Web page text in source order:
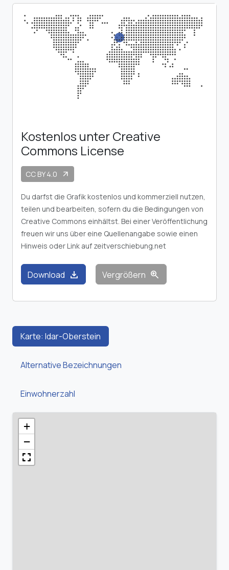
Kostenlos unter Creative
Commons License
CC BY 4.0 arrow_outward
Du darfst die Grafik kostenlos und kommerziell nutzen,
teilen und bearbeiten, sofern du die Bedingungen von
Creative Commons einhältst. Bei einer Veröffentlichung
freuen wir uns über eine Quellenangabe sowie einen
Hinweis oder Link auf zeitverschiebung.net
Download download Vergrößern zoom_in
Karte: Idar-Oberstein
Alternative Bezeichnungen
Einwohnerzahl
+
−